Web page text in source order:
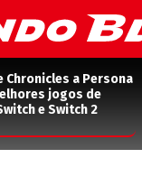
Chronicles a Persona
jogos de
e Switch 2